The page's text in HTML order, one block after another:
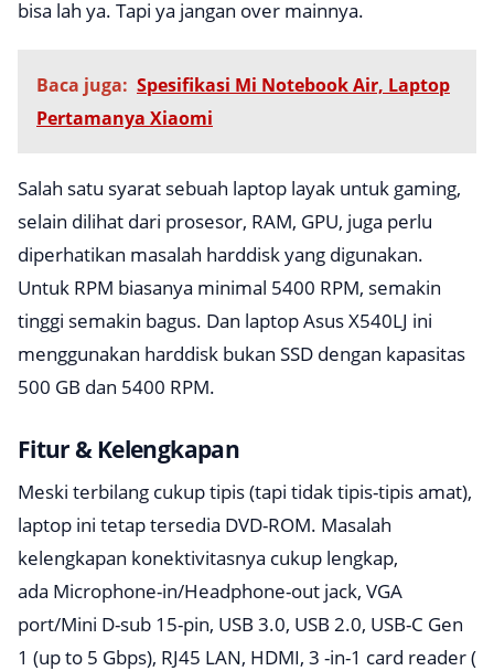
bisa lah ya. Tapi ya jangan over mainnya.
Baca juga: Spesifikasi Mi Notebook Air, Laptop
Pertamanya Xiaomi
Salah satu syarat sebuah laptop layak untuk gaming,
selain dilihat dari prosesor, RAM, GPU, juga perlu
diperhatikan masalah harddisk yang digunakan.
Untuk RPM biasanya minimal 5400 RPM, semakin
tinggi semakin bagus. Dan laptop Asus X540LJ ini
menggunakan harddisk bukan SSD dengan kapasitas
500 GB dan 5400 RPM.
Fitur & Kelengkapan
Meski terbilang cukup tipis (tapi tidak tipis-tipis amat),
laptop ini tetap tersedia DVD-ROM. Masalah
kelengkapan konektivitasnya cukup lengkap,
ada Microphone-in/Headphone-out jack, VGA
port/Mini D-sub 15-pin, USB 3.0, USB 2.0, USB-C Gen
1 (up to 5 Gbps), RJ45 LAN, HDMI, 3 -in-1 card reader (